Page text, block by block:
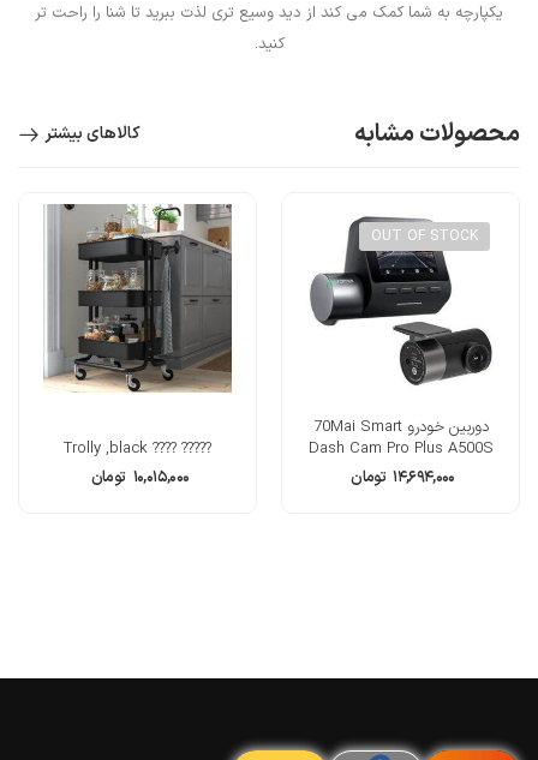
یکپارچه به شما کمک می کند از دید وسیع تری لذت ببرید تا شنا را راحت تر
کنید.
محصولات مشابه کالاهای بیشتر
OUT OF STOCK
دوربین خودرو 70Mai Smart
Dash Cam Pro Plus A500S
۱۴,۶۹۴,۰۰۰ تومان
????? ???? Trolly ,black
۱۰,۰۱۵,۰۰۰ تومان